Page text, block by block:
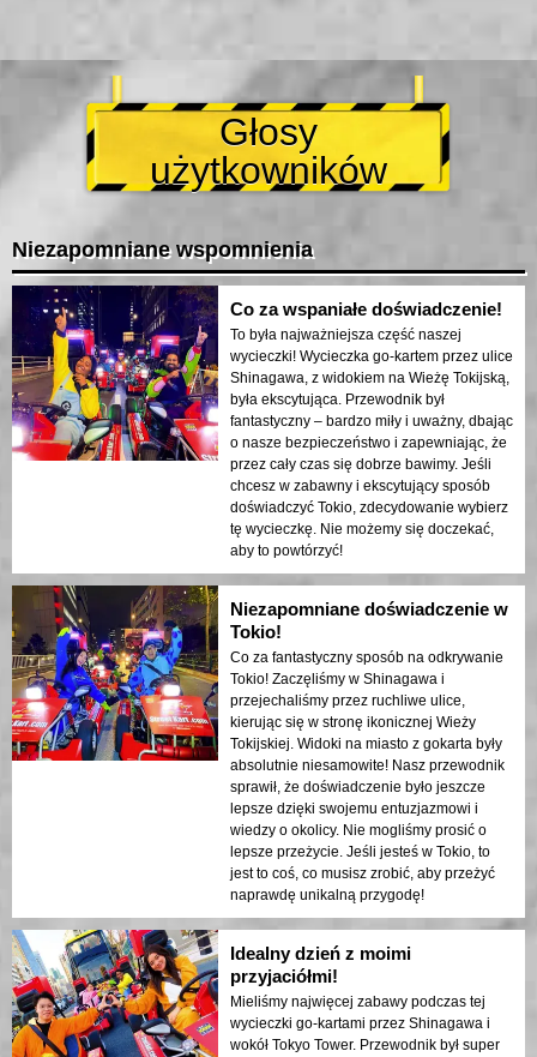
Głosy
użytkowników
Niezapomniane wspomnienia
Co za wspaniałe doświadczenie!
To była najważniejsza część naszej
wycieczki! Wycieczka go-kartem przez ulice
Shinagawa, z widokiem na Wieżę Tokijską,
była ekscytująca. Przewodnik był
fantastyczny – bardzo miły i uważny, dbając
o nasze bezpieczeństwo i zapewniając, że
przez cały czas się dobrze bawimy. Jeśli
chcesz w zabawny i ekscytujący sposób
doświadczyć Tokio, zdecydowanie wybierz
tę wycieczkę. Nie możemy się doczekać,
aby to powtórzyć!
Niezapomniane doświadczenie w
Tokio!
Co za fantastyczny sposób na odkrywanie
Tokio! Zaczęliśmy w Shinagawa i
przejechaliśmy przez ruchliwe ulice,
kierując się w stronę ikonicznej Wieży
Tokijskiej. Widoki na miasto z gokarta były
absolutnie niesamowite! Nasz przewodnik
sprawił, że doświadczenie było jeszcze
lepsze dzięki swojemu entuzjazmowi i
wiedzy o okolicy. Nie mogliśmy prosić o
lepsze przeżycie. Jeśli jesteś w Tokio, to
jest to coś, co musisz zrobić, aby przeżyć
naprawdę unikalną przygodę!
Idealny dzień z moimi
przyjaciółmi!
Mieliśmy najwięcej zabawy podczas tej
wycieczki go-kartami przez Shinagawa i
wokół Tokyo Tower. Przewodnik był super